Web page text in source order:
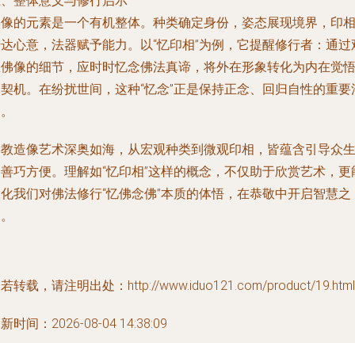
的元素是一个有机整体。种类确定身份，姿态展现境界，印相
心意，法器赋予能力。以“忆印相”为例，它提醒修行者：通过
像的细节，应时时忆念佛法真谛，将外在形象转化为内在觉悟
机。在纷扰世间，这种“忆念”正是保持正念、回归自性的重要
造像艺术深奥如海，从宏观种类到微观印相，皆蕴含引导众生
巧方便。理解如“忆印相”这样的概念，不仅助于欣赏艺术，更
我们对佛法修行“忆佛念佛”本质的体悟，在恭敬中开启智慧之
转载，请注明出处：http://www.iduo121.com/product/19.html
时间：2026-08-04 14:38:09